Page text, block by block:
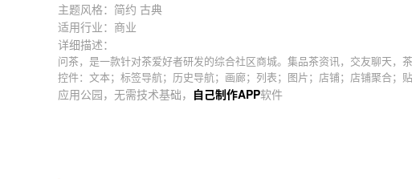
主题风格：简约 古典
适用行业：商业
详细描述：
问茶，是一款针对茶爱好者研发的综合社区商城。集品茶资讯，交友聊天，
控件：文本；标签导航；历史导航；画廊；列表；图片；店铺；店铺聚合
应用公园，无需技术基础， 自己制作APP软件